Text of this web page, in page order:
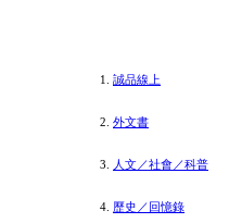
誠品線上
外文書
人文／社會／科普
歷史／回憶錄